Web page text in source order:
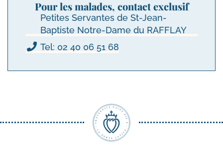
Pour les malades, contact exclusif
Petites Servantes de St-Jean-
Baptiste Notre-Dame du RAFFLAY
Tel: 02 40 06 51 68